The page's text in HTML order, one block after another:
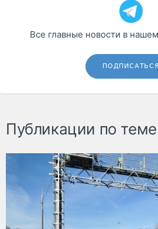
Все главные новости в
ПОДПИСАТЬСЯ
Публикации по теме